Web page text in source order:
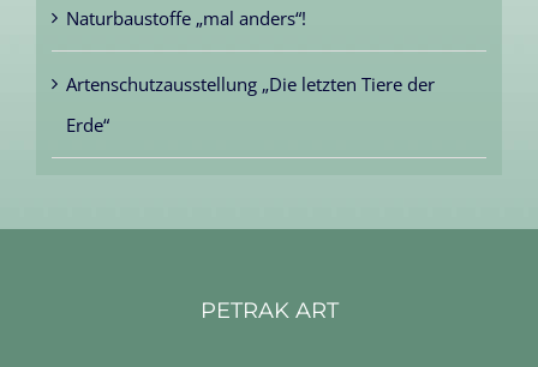
Naturbaustoffe „mal anders“!
Artenschutzausstellung „Die letzten Tiere der
Erde“
PETRAK ART